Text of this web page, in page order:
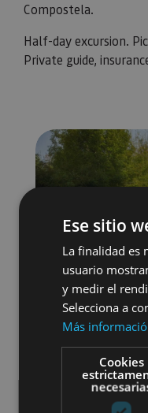
Compostela.
Half-day excursion.
Private guide,
Localidades
Ese sitio
La finalidad es
usuario
y medir el
Selecciona a
Más
Cookies